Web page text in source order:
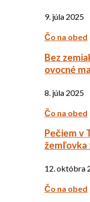
9. júla 2025
Čo na obed
Bez
ovocné
8. júla 2025
Čo na obed
Pečiem v
žemľovka
12. októbra
Čo na obed